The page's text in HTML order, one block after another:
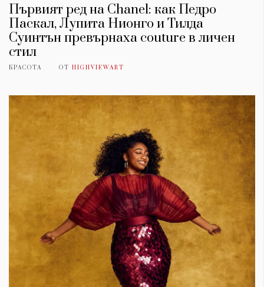
Първият ред на Chanel: как Педро
Паскал, Лупита Нионго и Тилда
Суинтън превърнаха couture в личен
стил
КРАСОТА ОТ HIGHVIEWART